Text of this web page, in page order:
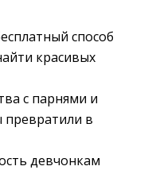
способ
красивых
с парнями и
в
девчонкам